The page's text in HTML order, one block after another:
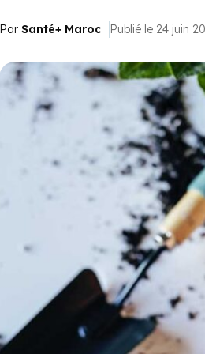
Par Santé+ Maroc Publié le 24 juin